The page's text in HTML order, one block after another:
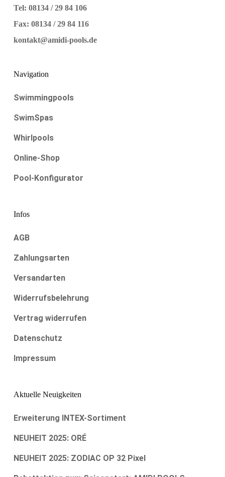
Tel: 08134 / 29 84 106
Fax: 08134 / 29 84 116
kontakt@amidi-pools.de
Navigation
Swimmingpools
SwimSpas
Whirlpools
Online-Shop
Pool-Konfigurator
Infos
AGB
Zahlungsarten
Versandarten
Widerrufsbelehrung
Vertrag widerrufen
Datenschutz
Impressum
Aktuelle Neuigkeiten
Erweiterung INTEX-Sortiment
NEUHEIT 2025: ORÉ
NEUHEIT 2025: ZODIAC OP 32 Pixel